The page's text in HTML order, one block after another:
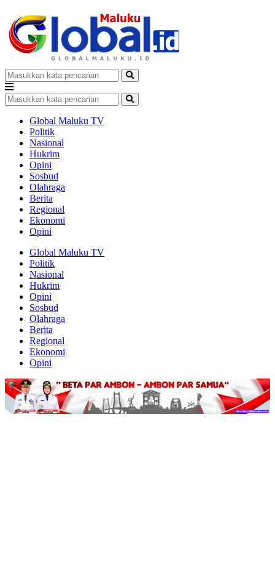
Global Maluku TV
Politik
Nasional
Hukrim
Opini
Sosbud
Olahraga
Berita
Regional
Ekonomi
Opini
Global Maluku TV
Politik
Nasional
Hukrim
Opini
Sosbud
Olahraga
Berita
Regional
Ekonomi
Opini